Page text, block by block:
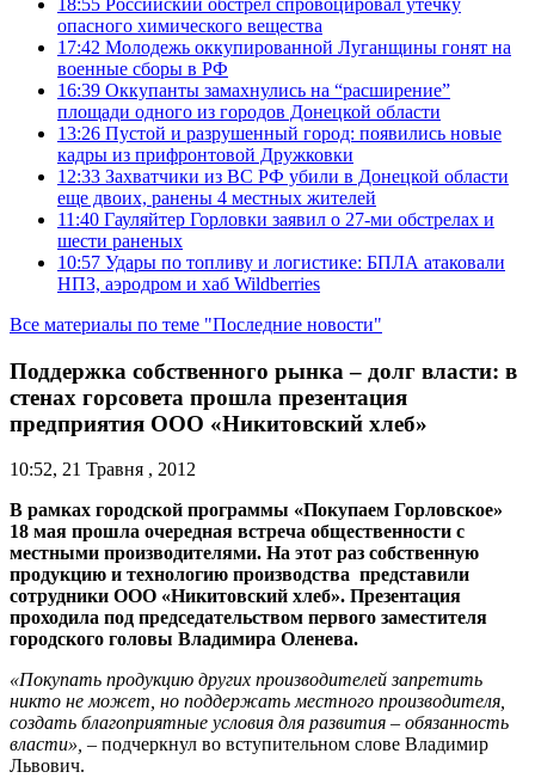
опасного химического вещества
17:42 Молодежь оккупированной Луганщины гонят на
военные сборы в РФ
16:39 Оккупанты замахнулись на “расширение”
площади одного из городов Донецкой области
13:26 Пустой и разрушенный город: появились новые
кадры из прифронтовой Дружковки
12:33 Захватчики из ВС РФ убили в Донецкой области
еще двоих, ранены 4 местных жителей
11:40 Гауляйтер Горловки заявил о 27-ми обстрелах и
шести раненых
10:57 Удары по топливу и логистике: БПЛА атаковали
НПЗ, аэродром и хаб Wildberries
Все материалы по теме "Последние новости"
Поддержка собственного рынка – долг власти: в
стенах горсовета прошла презентация
предприятия ООО «Никитовский хлеб»
10:52, 21 Травня , 2012
В рамках городской программы «Покупаем Горловское»
18 мая прошла очередная встреча общественности с
местными производителями. На этот раз собственную
продукцию и технологию производства представили
сотрудники ООО «Никитовский хлеб». Презентация
проходила под председательством первого заместителя
городского головы Владимира Оленева.
«Покупать продукцию других производителей запретить
никто не может, но поддержать местного производителя,
создать благоприятные условия для развития – обязанность
власти», – подчеркнул во вступительном слове Владимир
Львович.